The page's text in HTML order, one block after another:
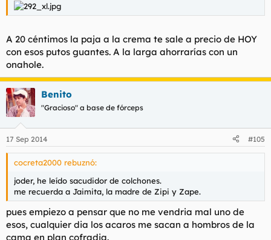
A 20 céntimos la paja a la crema te sale a precio de HOY
con esos putos guantes. A la larga ahorrarías con un
onahole.
Benito
"Gracioso" a base de fórceps
17 Sep 2014 #105
cocreta2000 rebuznó:
joder, he leído sacudidor de colchones.
me recuerda a Jaimita, la madre de Zipi y Zape.
pues empiezo a pensar que no me vendria mal uno de
esos, cualquier dia los acaros me sacan a hombros de la
cama en plan cofradia.